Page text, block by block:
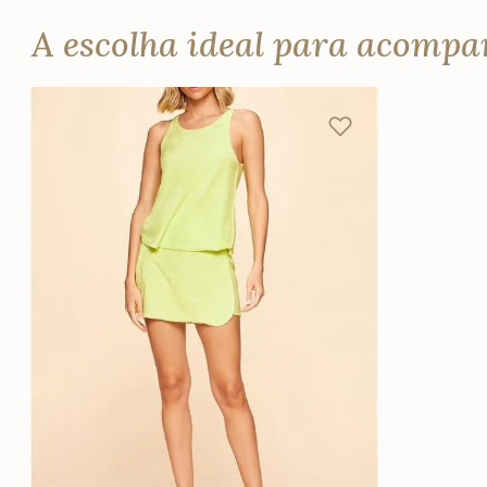
A escolha ideal para
M